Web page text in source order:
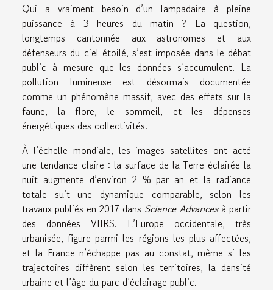
Qui a vraiment besoin d’un lampadaire à pleine
puissance à 3 heures du matin ? La question,
longtemps cantonnée aux astronomes et aux
défenseurs du ciel étoilé, s’est imposée dans le débat
public à mesure que les données s’accumulent. La
pollution lumineuse est désormais documentée
comme un phénomène massif, avec des effets sur la
faune, la flore, le sommeil, et les dépenses
énergétiques des collectivités.
À l’échelle mondiale, les images satellites ont acté
une tendance claire : la surface de la Terre éclairée la
nuit augmente d’environ 2 % par an et la radiance
totale suit une dynamique comparable, selon les
travaux publiés en 2017 dans Science Advancesà partir
des données VIIRS. L’Europe occidentale, très
urbanisée, figure parmi les régions les plus affectées,
et la France n’échappe pas au constat, même si les
trajectoires diffèrent selon les territoires, la densité
urbaine et l’âge du parc d’éclairage public.